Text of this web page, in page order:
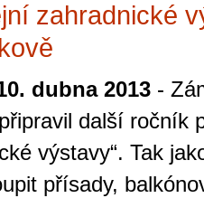
zahradnické
dubna 2013 -
další ročník
výstavy“. Tak
přísady,
Průvodce
Brno je
zajímavé
restaurace,
místem, kde si